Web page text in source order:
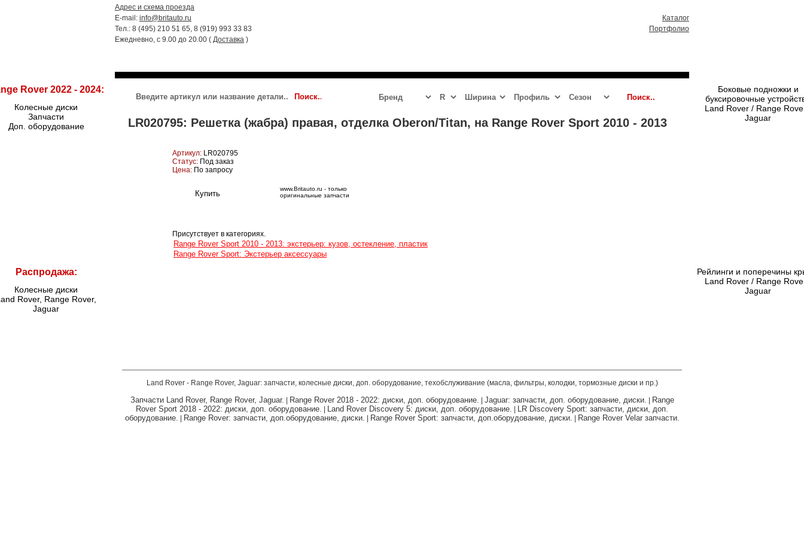
Адрес и схема проезда
E-mail: info@britauto.ru
Тел.: 8 (495) 210 51 65, 8 (919) 993 33 83
Ежедневно, с 9.00 до 20.00 ( Доставка )
Каталог
Портфолио
Боковые подножки и
буксировочные
Land Rover / Range
Jaguar
Рейлинги и поперечины
Land Rover / Range
Jaguar
Rover 2022 - 2024:
Колесные диски
Запчасти
Доп. оборудование
Распродажа:
Колесные диски
Rover, Range Rover,
Jaguar
LR020795: Решетка (жабра) правая, отделка Oberon/Titan, на Range Rover Sport 2010 - 2013
Артикул: LR020795
Статус: Под заказ
Цена: По запросу
www.Britauto.ru - только
оригинальные запчасти
Присутствует в категориях.
Range Rover Sport 2010 - 2013: экстерьер: кузов, остекление, пластик
Range Rover Sport: Экстерьер аксессуары
Land Rover - Range Rover, Jaguar: запчасти, колесные диски, доп. оборудование, техобслуживание (масла, фильтры, колодки, тормозные диски и пр.)
Запчасти Land Rover, Range Rover, Jaguar. Range Rover 2018 - 2022: диски, доп. оборудование. Jaguar: запчасти, доп. оборудование, диски.
Range
Rover Sport 2018 - 2022: диски, доп. оборудование.
Land Rover Discovery 5: диски, доп. оборудование.
LR Discovery Sport: запчасти, диски, доп.
оборудование.
Range Rover: запчасти, доп.оборудование, диски. Range Rover Sport: запчасти, доп.оборудование, диски. Range Rover Velar запчасти.